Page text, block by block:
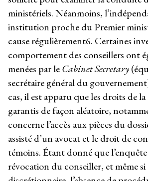
ministériels. Néanmoins,
institution proche du Premier
cause régulièrement6. Certaines
comportement des conseillers ont
menées par leCabinet Secretary
secrétaire général du
cas, il est apparu que les droits de
garantis de façon aléatoire,
concerne l’accès aux pièces du
assisté d’un avocat et le droit de
témoins. Étant donné que
révocation du conseiller, et même si